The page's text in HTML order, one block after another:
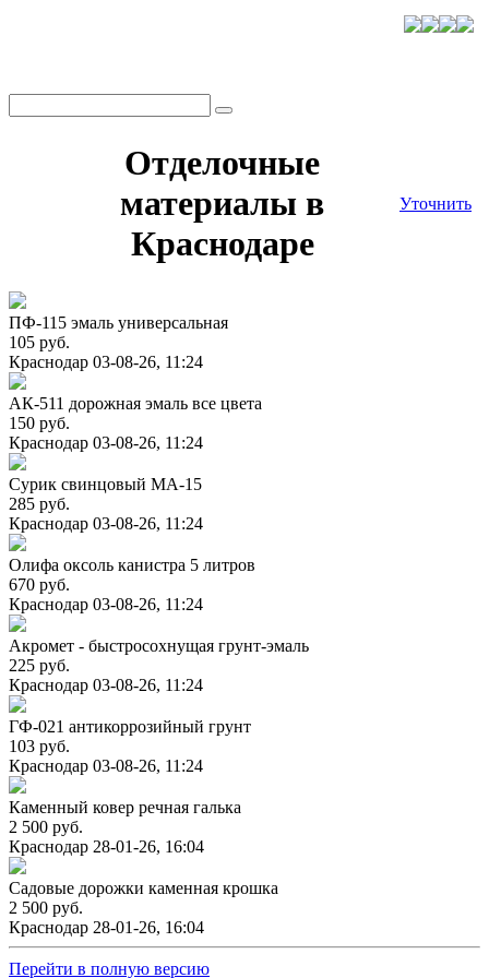
Отделочные
материалы в
Краснодаре
Уточнить
ПФ-115 эмаль универсальная
105 руб.
Краснодар 03-08-26, 11:24
АК-511 дорожная эмаль все цвета
150 руб.
Краснодар 03-08-26, 11:24
Сурик свинцовый МА-15
285 руб.
Краснодар 03-08-26, 11:24
Олифа оксоль канистра 5 литров
670 руб.
Краснодар 03-08-26, 11:24
Акромет - быстросохнущая грунт-эмаль
225 руб.
Краснодар 03-08-26, 11:24
ГФ-021 антикоррозийный грунт
103 руб.
Краснодар 03-08-26, 11:24
Каменный ковер речная галька
2 500 руб.
Краснодар 28-01-26, 16:04
Садовые дорожки каменная крошка
2 500 руб.
Краснодар 28-01-26, 16:04
Перейти в полную версию